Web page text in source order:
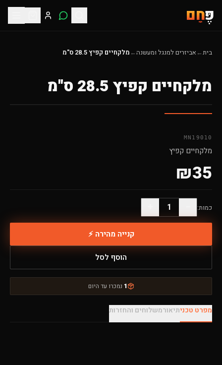
פֶּחָם
בית← אביזרים למנגל ומעשנה← מלקחיים קפיץ 28.5 ס"מ
מלקחיים קפיץ 28.5 ס"מ
MN19010
מלקחיים קפיץ
₪35
כמות: 1
קנייה מהירה ⚡
הוסף לסל
1 נמכרו עד היום
מפרט טכניתיאורמשלוחים והחזרות